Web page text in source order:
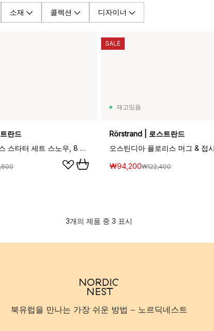
소재 콜렉션 디자이너
란드
스웨디시 그레이스 스타터 세트 스노우, 8 pcs
재고있음
Rörstrand | 로스트란드
오스틴디아 플로리스 머그 & 접
₩94,200₩122,400
SALE
3개의 제품 중 3 표시
북유럽을 만나는 가장 쉬운 방법 - 노르딕네스트